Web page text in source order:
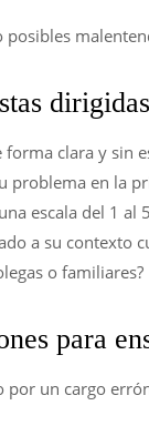
clara y sin
problema en la
escala del 1 al
a su contexto
o familiares?
para
un cargo